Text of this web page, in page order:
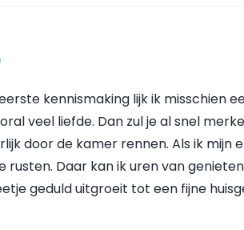
kennismaking lijk ik misschien
veel liefde. Dan zul je al snel
door de kamer rennen. Als ik mijn
Daar kan ik uren van
geduld uitgroeit tot een fijne